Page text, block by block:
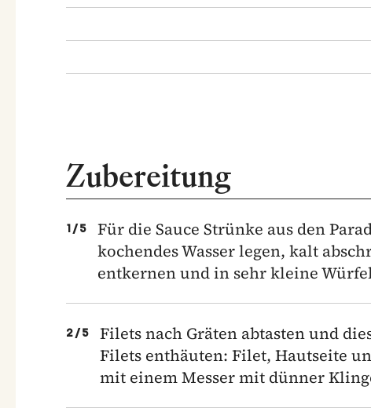
Zubereitung
1/5
Für die Sauce Strünke aus den
kochendes Wasser legen, kalt
entkernen und in sehr kleine
2/5
Filets nach Gräten abtasten und
Filets enthäuten: Filet, Hautseite
mit einem Messer mit dünner